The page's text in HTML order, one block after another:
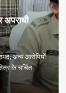
अपराधी
अन्य आरोपियों
के चर्चित